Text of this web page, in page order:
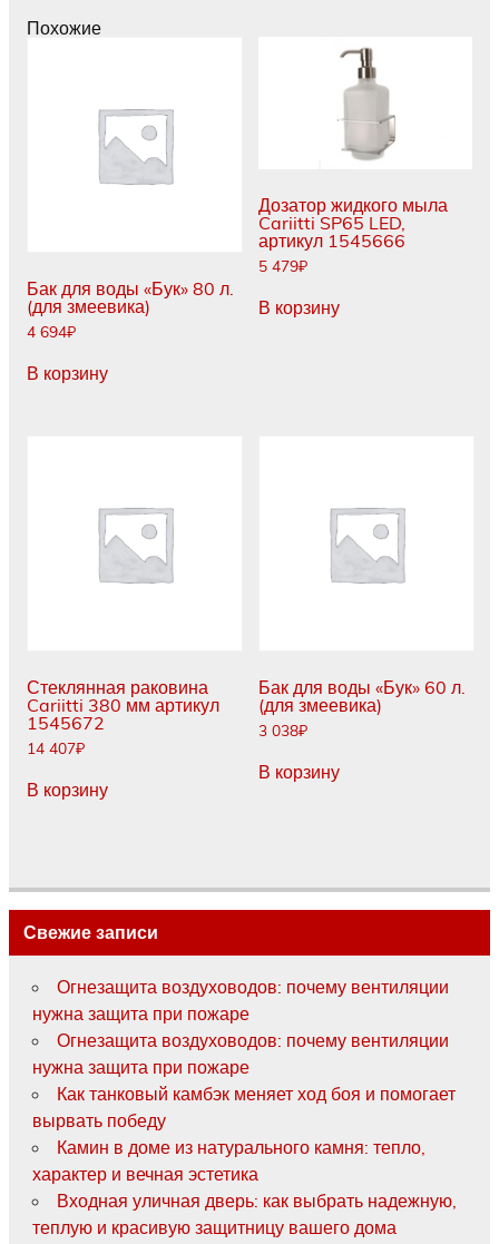
250
Похожие
Бак для воды «Бук» 80 л.
(для змеевика)
4 694₽
В корзину
Дозатор жидкого мыла
Cariitti SP65 LED,
артикул 1545666
5 479₽
В корзину
Стеклянная раковина
Cariitti 380 мм артикул
1545672
14 407₽
В корзину
Бак для воды «Бук» 60 л.
(для змеевика)
3 038₽
В корзину
Свежие записи
Огнезащита воздуховодов: почему вентиляции
нужна защита при пожаре
Огнезащита воздуховодов: почему вентиляции
нужна защита при пожаре
Как танковый камбэк меняет ход боя и помогает
вырвать победу
Камин в доме из натурального камня: тепло,
характер и вечная эстетика
Входная уличная дверь: как выбрать надежную,
теплую и красивую защитницу вашего дома